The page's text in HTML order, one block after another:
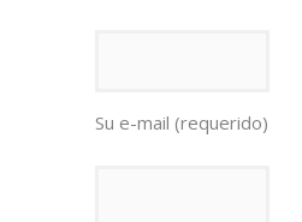
Su e-mail (requerido)